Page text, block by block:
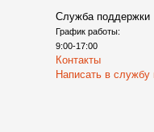
Служба поддержки
График работы:
9:00-17:00
Контакты
Написать в службу